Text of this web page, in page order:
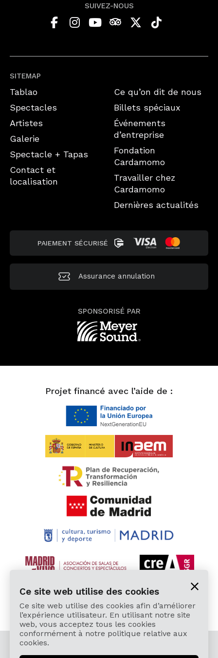
SITEMAP
Tablao
Spectacles
Artistes
Galerie
Spectacle + Tapas
Contact et
localisation
Ce qu’on dit de nous
Billets spéciaux
Événements
d’entreprise
Fondation
Cardamomo
Travailler chez
Cardamomo
Dernières actualités
SUIVEZ-NOUS
PAIEMENT SÉCURISÉ
Assurance annulation
SPONSORISÉ PAR
Projet financé avec l’aide de :
© 2026 Cardamomo Flamenco Madrid - Tous droits
réservés.
Ce site web utilise des cookies
Ce site web utilise des cookies afin d’améliorer
l’expérience utilisateur. En utilisant notre site
web, vous acceptez tous les cookies
conformément à notre politique relative aux
cookies.